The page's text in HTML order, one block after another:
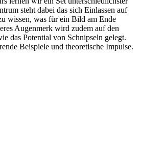
steht dabei das sich Einlassen auf
wissen, was für ein Bild am Ende
Augenmerk wird zudem auf den
das Potential von Schnipseln gelegt.
Beispiele und theoretische Impulse.